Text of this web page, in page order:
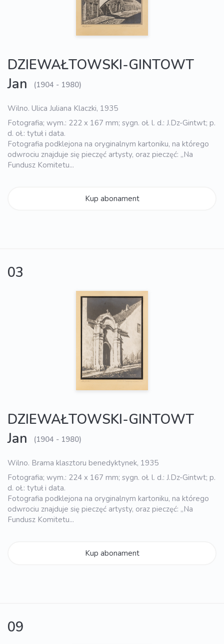
DZIEWAŁTOWSKI-GINTOWT
Jan
(1904 - 1980)
Wilno. Ulica Juliana Klaczki, 1935
Fotografia; wym.: 222 x 167 mm; sygn. oł. l. d.: J.Dz-Gintwt; p.
d. oł.: tytuł i data.
Fotografia podklejona na oryginalnym kartoniku, na którego
odwrociu znajduje się pieczęć artysty, oraz pieczęć: „Na
Fundusz Komitetu...
Kup abonament
03
DZIEWAŁTOWSKI-GINTOWT
Jan
(1904 - 1980)
Wilno. Brama klasztoru benedyktynek, 1935
Fotografia; wym.: 224 x 167 mm; sygn. oł. l. d.: J.Dz-Gintwt; p.
d. oł.: tytuł i data.
Fotografia podklejona na oryginalnym kartoniku, na którego
odwrociu znajduje się pieczęć artysty, oraz pieczęć: „Na
Fundusz Komitetu...
Kup abonament
09